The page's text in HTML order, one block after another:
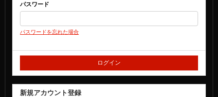
パスワード
パスワードを忘れた場合
新規アカウント登録